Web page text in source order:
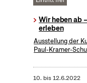
Wir heben ab
erleben
Ausstellung der
Paul-Kramer-
10. bis12.6.2022